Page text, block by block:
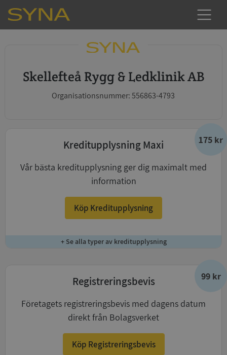
Skellefteå Rygg & Ledklinik AB
Organisationsnummer: 556863-4793
175 kr
Kreditupplysning Maxi
Vår bästa kreditupplysning ger dig maximalt med
information
Köp Kreditupplysning
+ Se alla typer av kreditupplysning
99 kr
Registreringsbevis
Företagets registreringsbevis med dagens datum
direkt från Bolagsverket
Köp Registreringsbevis